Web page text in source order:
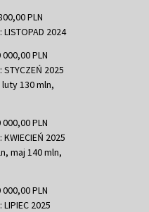
PLN
2024
PLN
2025
130 mln,
PLN
2025
maj 140 mln,
PLN
2025